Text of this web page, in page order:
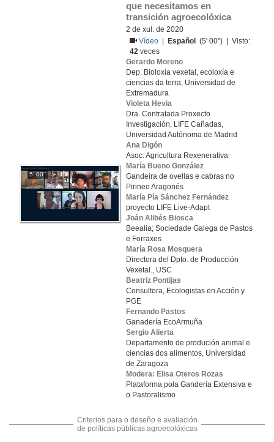
5' 00''
que necesitamos en
transición agroecolóxica
2 de xul. de 2020
Vídeo
Español
(5' 00'') | Visto:
42 veces
Gerardo Moreno
Dep. Bioloxía vexetal, ecoloxía e
ciencias da terra, Universidad de
Extremadura
Violeta Hevia
Dra. Contratada Proxecto
Investigación, LIFE Cañadas,
Universidad Autónoma de Madrid
Ana Digón
Asoc. Agricultura Rexenerativa
María Bueno González
Gandeira de ovellas e cabras no
Pirineo Aragonés
María Pía Sánchez Fernández
proyecto LIFE Live-Adapt
Joán Alibés Biosca
Beealia; Sociedade Galega de Pastos
e Forraxes
María Rosa Mosquera
Directora del Dpto. de Producción
Vexetal., USC
Beatriz Pontijas
Consultora, Ecologistas en Acción y
PGE
Fernando Pastos
Ganadería EcoArmuña
Sergio Alierta
Departamento de produción animal e
ciencias dos alimentos, Universidad
de Zaragoza
Modera: Elisa Oteros Rozas
Plataforma pola Gandería Extensiva e
o Pastoralismo
Criterios para o deseño e avaliación
de políticas públicas agroecolóxicas